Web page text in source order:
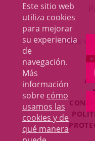
Este sitio web
utiliza cookies
para mejorar
su experiencia
de
navegación.
Más
información
sobre cómo
usamos las
cookies y de
qué manera
Otras